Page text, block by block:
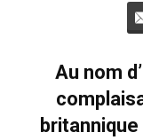
Au nom